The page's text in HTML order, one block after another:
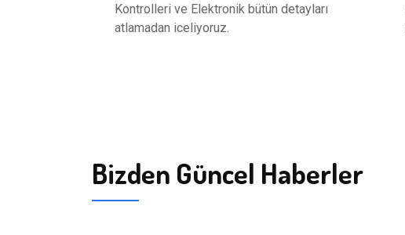
Kontrolleri ve Elektronik bütün detayları
atlamadan iceliyoruz.
Bizden Güncel Haberler